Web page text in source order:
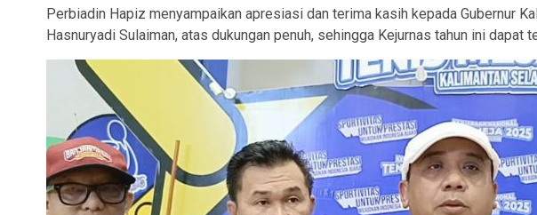
Perbiadin Hapiz menyampaikan apresiasi dan terima kasih kepada Gubernur
Hasnuryadi Sulaiman, atas dukungan penuh, sehingga Kejurnas tahun ini dapat